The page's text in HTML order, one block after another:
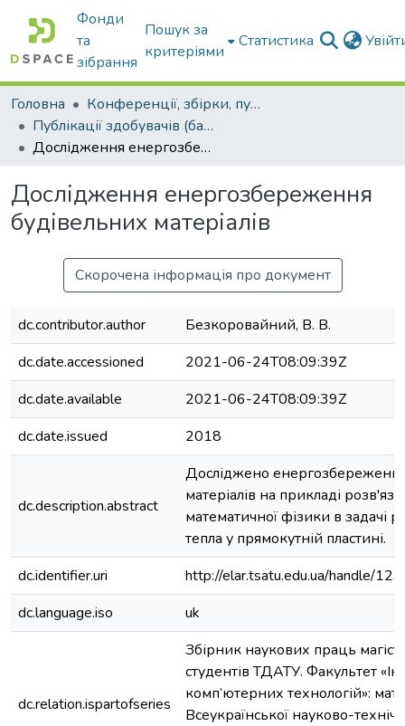
Фонди
та
зібрання
Пошук за
критеріями
Статистика
Головна
Конференції, збірки, публікації молодих вчених і здобувачів : магістрів, бакалаврів, аспірантів.
Публікації здобувачів (бакалаврів. магістрів, аспірантів)
Дослідження енергозбереження будівельних матеріалів
Дослідження енергозбереження
будівельних матеріалів
Скорочена інформація про документ
dc.contributor.author
Безкоровайний, В. В.
dc.date.accessioned
2021-06-24T08:09:39Z
dc.date.available
2021-06-24T08:09:39Z
dc.date.issued
2018
dc.description.abstract
Досліджено
матеріалів на прикладі
математичної фізики в задачі
тепла у прямокутній пластині.
dc.identifier.uri
http://elar.tsatu.edu.ua/handle/
dc.language.iso
uk
dc.relation.ispartofseries
Збірник наукових праць
студентів ТДАТУ. Факультет
комп’ютерних технологій»:
Всеукраїнської науково-